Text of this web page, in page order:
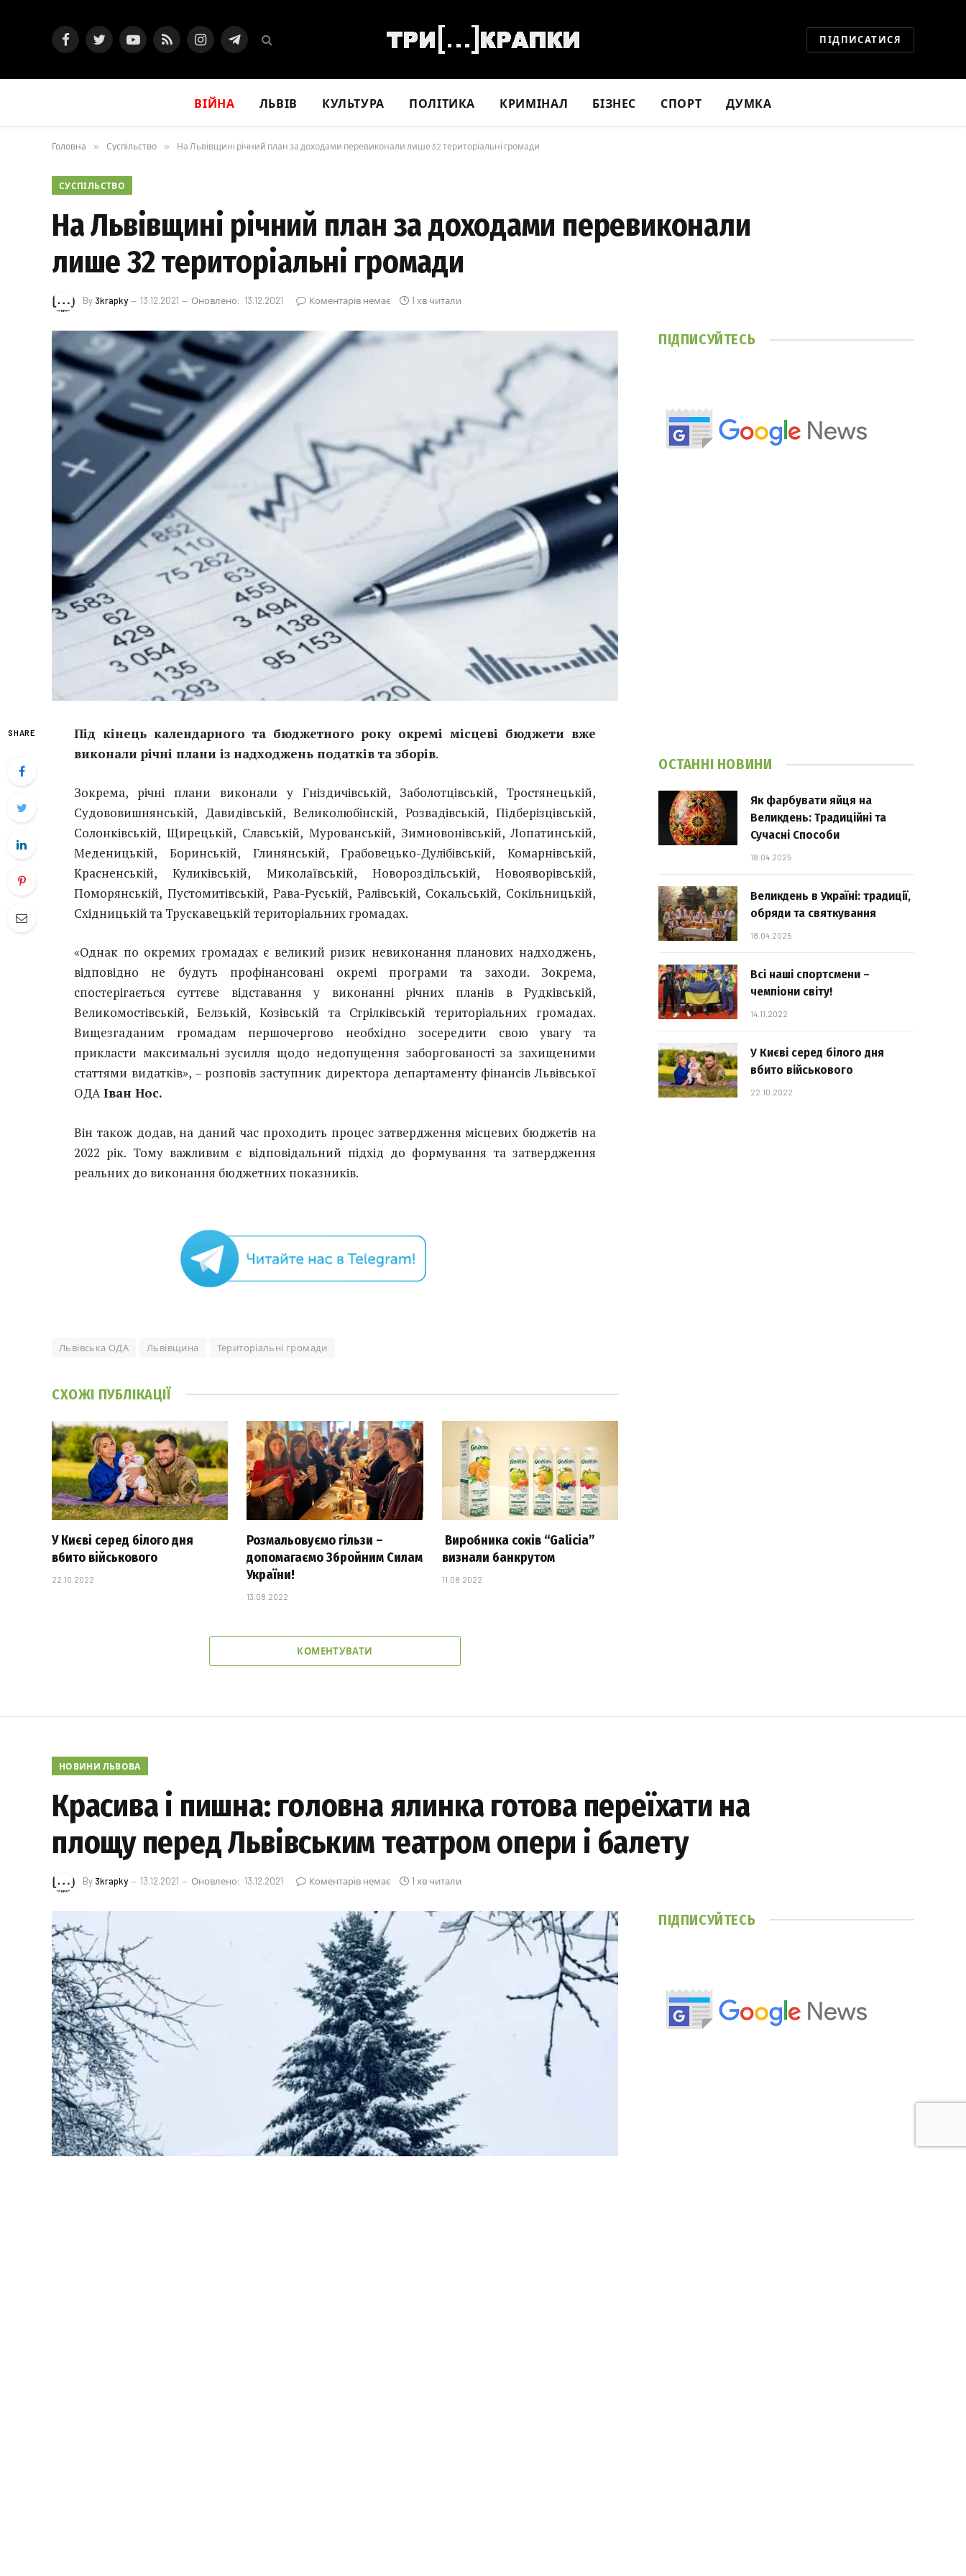
FacebookTwitterYouTubeRSS InstagramTelegram ПІДПИСАТИСЯ
ВІЙНА ЛЬВІВ КУЛЬТУРА ПОЛІТИКА КРИМІНАЛ БІЗНЕС СПОРТ ДУМКА
Головна » Суспільство » На Львівщині річний план за доходами перевиконали лише 32 територіальні громади
СУСПІЛЬСТВО
На Львівщині річний план за доходами перевиконали
лише 32 територіальні громади
By 3krapky 13.12.2021 Оновлено: 13.12.2021 Коментарів немає 1 хв читали
SHARE
Під кінець календарного та бюджетного року окремі місцеві бюджети вже
виконали річні плани із надходжень податків та зборів.
Зокрема, річні плани виконали у Гніздичівській, Заболотцівській, Тростянецькій,
Судововишнянській, Давидівській, Великолюбінскій, Розвадівській, Підберізцівській,
Солонківській, Щирецькій, Славській, Мурованській, Зимновонівській, Лопатинській,
Меденицькій, Боринській, Глинянській, Грабовецько-Дулібівській, Комарнівській,
Красненській, Куликівській, Миколаївській, Новороздільській, Новояворівській,
Поморянській, Пустомитівській, Рава-Руській, Ралівській, Сокальській, Сокільницькій,
Східницькій та Трускавецькій територіальних громадах.
«Однак по окремих громадах є великий ризик невиконання планових надходжень,
відповідно не будуть профінансовані окремі програми та заходи. Зокрема,
спостерігається суттєве відставання у виконанні річних планів в Рудківській,
Великомостівській, Белзькій, Козівській та Стрілківській територіальних громадах.
Вищезгаданим громадам першочергово необхідно зосередити свою увагу та
прикласти максимальні зусилля щодо недопущення заборгованості за захищеними
статтями видатків», – розповів заступник директора департаменту фінансів Львівської
ОДАІван Нос.
Він також додав, на даний час проходить процес затвердження місцевих бюджетів на
2022 рік. Тому важливим є відповідальний підхід до формування та затвердження
реальних до виконання бюджетних показників.
Львівська ОДА Львівщина Територіальні громади
СХОЖІ ПУБЛІКАЦІЇ
У Києві серед білого дня
вбито військового
22.10.2022
Розмальовуємо гільзи –
допомагаємо Збройним Силам
України!
13.08.2022
Виробника соків “Galicia”
визнали банкрутом
11.08.2022
КОМЕНТУВАТИ
ПІДПИСУЙТЕСЬ
ОСТАННІ НОВИНИ
Як фарбувати яйця на
Великдень: Традиційні та
Сучасні Способи
18.04.2025
Великдень в Україні: традиції,
обряди та святкування
18.04.2025
Всі наші спортсмени –
чемпіони світу!
14.11.2022
У Києві серед білого дня
вбито військового
22.10.2022
НОВИНИ ЛЬВОВА
Красива і пишна: головна ялинка готова переїхати на
площу перед Львівським театром опери і балету
By 3krapky 13.12.2021 Оновлено: 13.12.2021 Коментарів немає 1 хв читали
ПІДПИСУЙТЕСЬ